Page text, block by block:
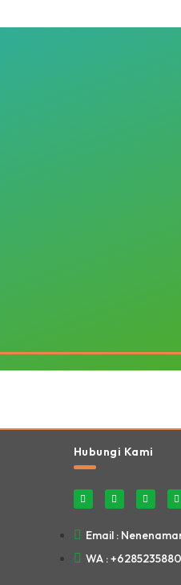
Hubungi Kami
Email :
WA :